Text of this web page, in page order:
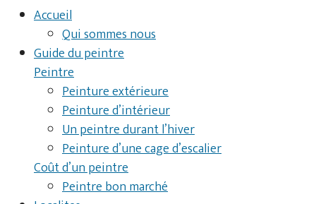
Accueil
Qui sommes nous
Guide du peintre
Peintre
Peinture extérieure
Peinture d’intérieur
Un peintre durant l’hiver
Peinture d’une cage d’escalier
Coût d’un peintre
Peintre bon marché